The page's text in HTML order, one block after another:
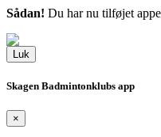
Sådan! Du har nu tilføjet
Luk
Skagen Badmintonklubs app
×